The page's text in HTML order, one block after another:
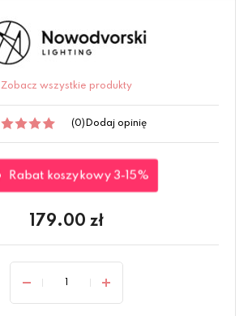
Zobacz wszystkie produkty
(0) Dodaj opinię
Rabat koszykowy 3-15%
179.00 zł